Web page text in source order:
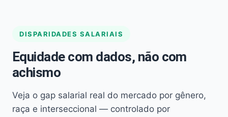
DISPARIDADES SALARIAIS
Equidade com dados, não com
achismo
Veja o gap salarial real do mercado por gênero,
raça e interseccional — controlado por